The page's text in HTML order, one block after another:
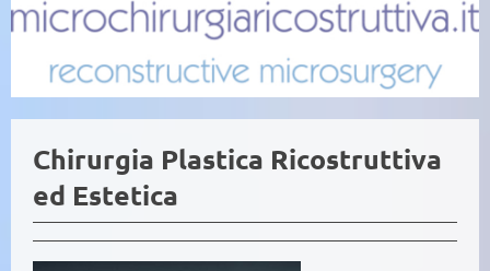
Chirurgia Plastica Ricostruttiva
ed Estetica